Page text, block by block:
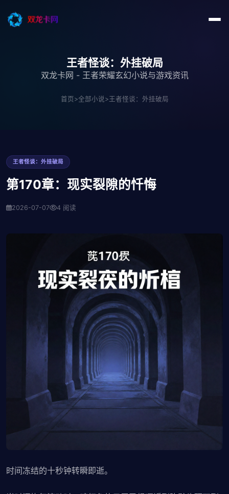
王者怪谈：外挂破局
双龙卡网 - 王者荣耀玄幻小说与游戏资讯
首页>全部小说>王者怪谈：外挂破局
王者怪谈：外挂破局
第170章：现实裂隙的忏悔
2026-07-07 4 阅读
时间冻结的十秒钟转瞬即逝。